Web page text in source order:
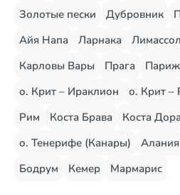
Золотые пески
Дубровник
Айя Напа
Ларнака Лимассол
Карловы Вары
Прага Париж
о. Крит – Ираклион
о. Крит –
Рим
Коста Брава Коста
о. Тенерифе (Канары)
Алания
Бодрум
Кемер Мармарис